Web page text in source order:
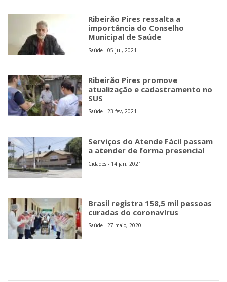
Ribeirão Pires ressalta a
importância do Conselho
Municipal de Saúde
Saúde - 05 jul, 2021
Ribeirão Pires promove
atualização e cadastramento no
SUS
Saúde - 23 fev, 2021
Serviços do Atende Fácil passam
a atender de forma presencial
Cidades - 14 jan, 2021
Brasil registra 158,5 mil pessoas
curadas do coronavírus
Saúde - 27 maio, 2020